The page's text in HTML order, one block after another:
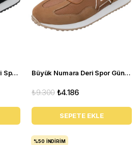
Büyük Numara Erkek Deri Spor Ayakkabı - KB77 siyah Büyük Numara Deri Spor Günlük Ayakkabı - GG18 Kum
₺4.186
₺9.300
SEPETE EKLE
%50 İNDIRIM